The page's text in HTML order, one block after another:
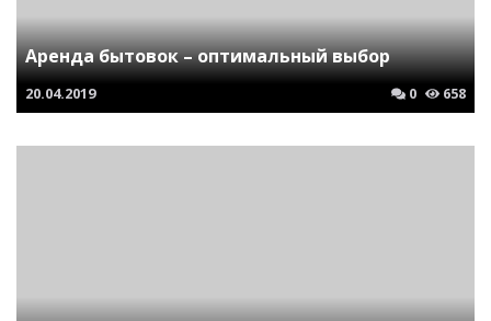
Аренда бытовок – оптимальный выбор
20.04.2019 0 658